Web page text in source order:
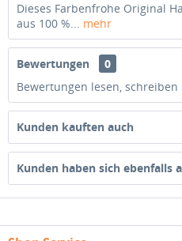
Dieses Farbenfrohe Original
aus 100 %... mehr
Bewertungen
0
Bewertungen lesen,
Kunden kauften auch
Kunden haben sich ebenfalls